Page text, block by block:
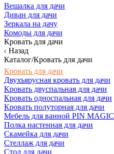
Вешалка для дачи
Диван для дачи
Зеркала на дачу
Комоды для дачи
Кровать для дачи
Назад
Каталог/Кровать для дачи
Кровать для дачи
Двухъярусная кровать для дачи
Кровать двуспальная для дачи
Кровать односпальная для дачи
Кровать полуторная для дачи
Мебель для ванной PIN MAGIC
Полка настенная для дачи
Скамейка для дачи
Стеллаж для дачи
Стол для дачи